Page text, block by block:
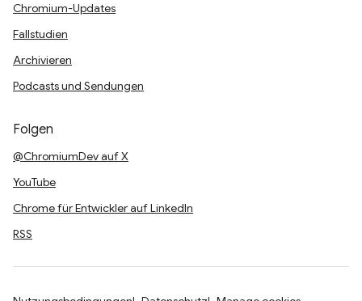
Chromium-Updates
Fallstudien
Archivieren
Podcasts und Sendungen
Folgen
@ChromiumDev auf X
YouTube
Chrome für Entwickler auf LinkedIn
RSS